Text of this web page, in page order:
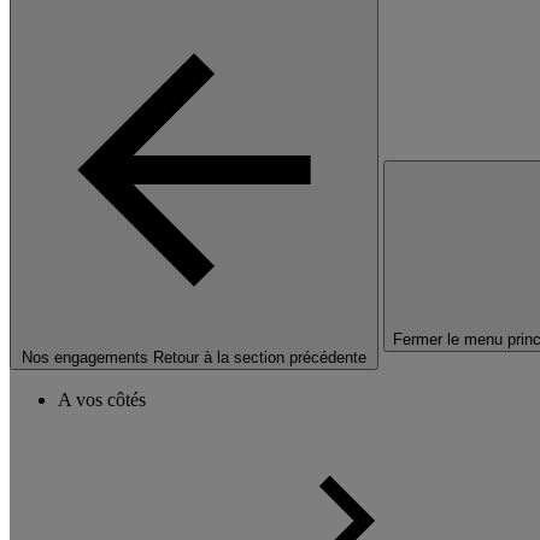
Nos engagements Retour à la section précédente
Fermer le menu
A vos côtés